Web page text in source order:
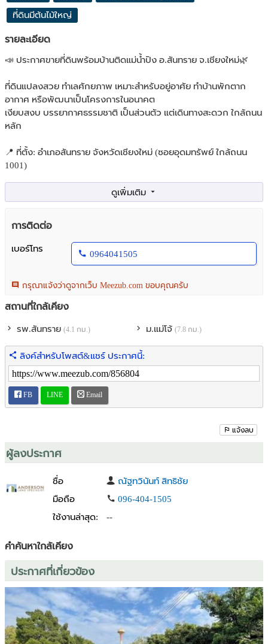
ที่ดินมีต้นไม้ใหญ่
รายละเอียด
📣 ประกาศขายที่ดินพร้อมบ้านติดแม่น้ำปิง อ.สันทราย จ.เชียงใหม่🌿
ที่ดินแปลงสวย ทำเลศักยภาพ เหมาะสำหรับอยู่อาศัย ทำบ้านพักตาก
อากาศ หรือพัฒนาเป็นโครงการในอนาคต
เงียบสงบ บรรยากาศธรรมชาติ เป็นส่วนตัว แต่เดินทางสะดวก ใกล้ถนน
หลัก
📍 ที่ตั้ง: อำเภอสันทราย จังหวัดเชียงใหม่ (ซอยอุดมทรัพย์ ใกล้ถนน
1001)
📐 เนื้อที่: 3-3-26 ไร่ (รวม 1,526 ตารางวา)
บ้านสองชั้น 1 หลัง (2 ห้องนอน)
บ้านชั้นเดียว 1 หลัง (3 ห้องนอน)
พื้นที่ร่มรื่น ปลูกต้นสักเต็มพื้นที่กว่า 300 ต้น 🌳
✨ จุดเด่นของที่ดิน
ทางเข้า–ออกสะดวก รถเข้าได้
เหมาะทำที่อยู่อาศัย รีสอร์ท หรือพูลวิลล่า
บรรยากาศธรรมชาติ เงียบสงบ แต่ไม่ไกลเมือง
โรงพยาบาลสันทราย ประมาณ 7 กม.
โรงพยาบาลนครพิงค์ ประมาณ 8.4 กม.
เซ็นทรัล เชียงใหม่ ประมาณ 20.8 กม.
💰 ราคาขายรวมเพียง: 24,000,000 บาท
📞 สนใจสอบถาม / นัดชมที่ดิน
โทร. 062-915-4956
การติดต่อ
เบอร์โทร
0964041505
กรุณาแจ้งว่าดูจากเว็บ Meezub.com ขอบคุณครับ
สถานที่ใกล้เคียง
รพ.สันทราย (4.1 กม.) ม.แม่โจ้ (7.8 กม.)
ลิงค์สำหรับโพสต์&แชร์ ประกาศนี้:
FB LINE Email
แจ้งลบ
ผู้ลงประกาศ
ชื่อ
ณัฐทวินันท์ สิทธิชัย
มือถือ
096-404-1505
ใช้งานล่าสุด:
--
คำค้นหาใกล้เคียง
ประกาศที่เกี่ยวข้อง